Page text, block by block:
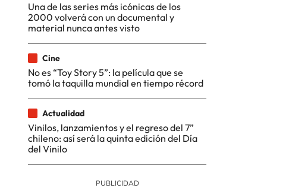
Una de las series más icónicas de los
2000 volverá con un documental y
material nunca antes visto
Cine
No es “Toy Story 5”: la película que se
tomó la taquilla mundial en tiempo récord
Actualidad
Vinilos, lanzamientos y el regreso del 7”
chileno: así será la quinta edición del Día
del Vinilo